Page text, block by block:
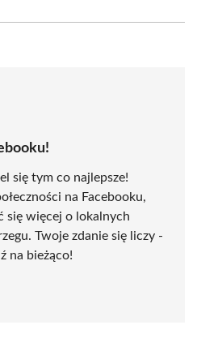
się tym co najlepsze!
na Facebooku,
się więcej o lokalnych
Twoje zdanie się liczy -
na bieżąco!